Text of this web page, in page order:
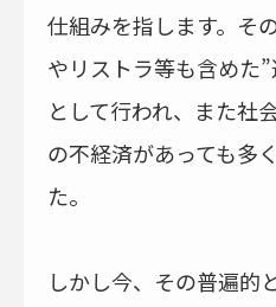
仕組みを指します。そ
やリストラ等も含めた
として行われ、また社
の不経済があっても多
た。
しかし今、その普遍的